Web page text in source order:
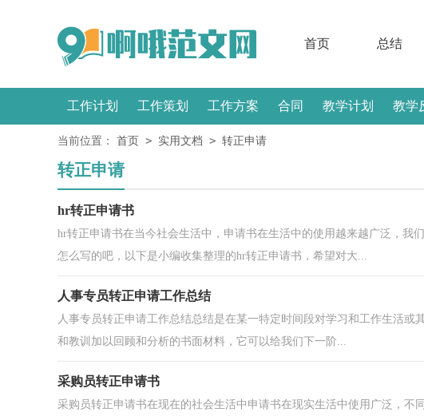
首页 总结
工作计划 工作策划 工作方案 合同 教学计划 教学
感言
当前位置： 首页 > 实用文档 > 转正申请
转正申请
hr转正申请书
hr转正申请书在当今社会生活中，申请书在生活中的使用越来越广泛，我
怎么写的吧，以下是小编收集整理的hr转正申请书，希望对大...
人事专员转正申请工作总结
人事专员转正申请工作总结总结是在某一特定时间段对学习和工作生活
和教训加以回顾和分析的书面材料，它可以给我们下一阶...
采购员转正申请书
采购员转正申请书在现在的社会生活中申请书在现实生活中使用广泛，不